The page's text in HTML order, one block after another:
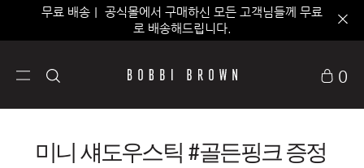
무료 배송｜ 공식몰에서 구매하신 모든 고객님들께 무료
로 배송해드립니다.
0
미니 섀도우스틱 #골든핑크 증정